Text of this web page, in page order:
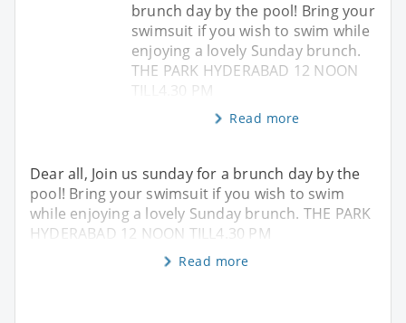
brunch day by the pool! Bring your
swimsuit if you wish to swim while
enjoying a lovely Sunday brunch.
THE PARK HYDERABAD 12 NOON
TILL4.30 PM
Read more
Dear all, Join us sunday for a brunch day by the
pool! Bring your swimsuit if you wish to swim
while enjoying a lovely Sunday brunch. THE PARK
HYDERABAD 12 NOON TILL4.30 PM
Read more